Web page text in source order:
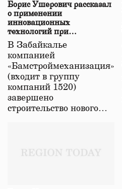
Борис Ушерович рассказал
о применении
инновационных
технологий при
строительстве нового моста
в Забайкалье
В Забайкалье
компанией
«Бамстроймеханизация»
(входит в группу
компаний 1520)
завершено
строительство нового…